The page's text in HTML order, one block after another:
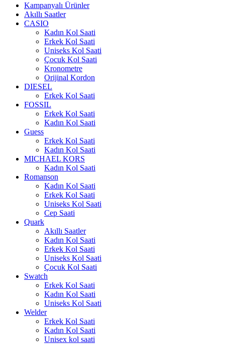
Kampanyalı Ürünler
Akıllı Saatler
CASIO
Kadın Kol Saati
Erkek Kol Saati
Uniseks Kol Saati
Çocuk Kol Saati
Kronometre
Orijinal Kordon
DIESEL
Erkek Kol Saati
FOSSIL
Erkek Kol Saati
Kadın Kol Saati
Guess
Erkek Kol Saati
Kadın Kol Saati
MICHAEL KORS
Kadın Kol Saati
Romanson
Kadın Kol Saati
Erkek Kol Saati
Uniseks Kol Saati
Cep Saati
Quark
Akıllı Saatler
Kadın Kol Saati
Erkek Kol Saati
Uniseks Kol Saati
Çocuk Kol Saati
Swatch
Erkek Kol Saati
Kadın Kol Saati
Uniseks Kol Saati
Welder
Erkek Kol Saati
Kadın Kol Saati
Unisex kol saati